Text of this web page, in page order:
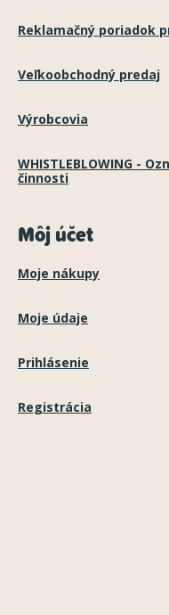
Reklamačný poriadok
Veľkoobchodný predaj
Výrobcovia
WHISTLEBLOWING -
činnosti
Môj účet
Moje nákupy
Moje údaje
Prihlásenie
Registrácia